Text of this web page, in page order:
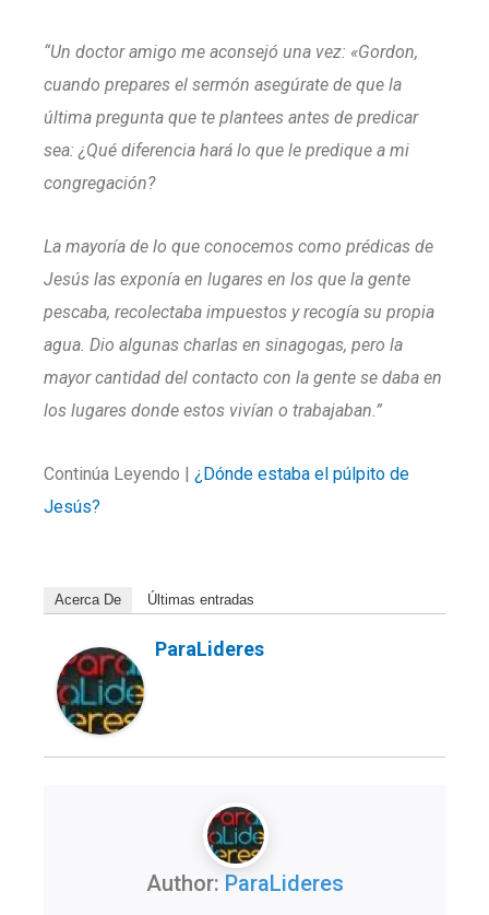
“Un doctor amigo me aconsejó una vez: «Gordon,
cuando prepares el sermón asegúrate de que la
última pregunta que te plantees antes de predicar
sea: ¿Qué diferencia hará lo que le predique a mi
congregación?
La mayoría de lo que conocemos como prédicas de
Jesús las exponía en lugares en los que la gente
pescaba, recolectaba impuestos y recogía su propia
agua. Dio algunas charlas en sinagogas, pero la
mayor cantidad del contacto con la gente se daba en
los lugares donde estos vivían o trabajaban.”
Continúa Leyendo | ¿Dónde estaba el púlpito de
Jesús?
Acerca De Últimas entradas
ParaLideres
Author: ParaLideres